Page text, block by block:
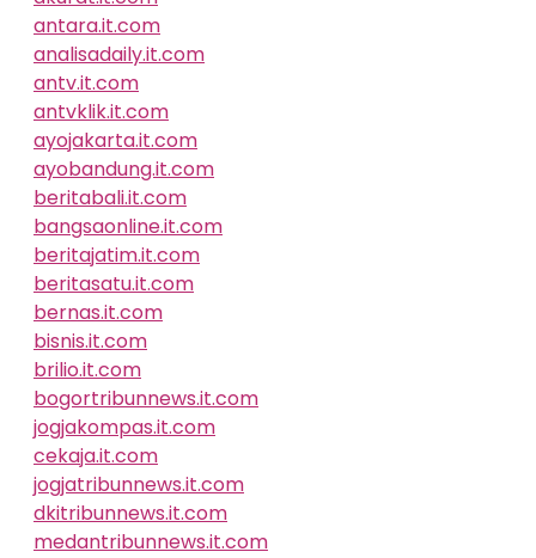
antara.it.com
analisadaily.it.com
antv.it.com
antvklik.it.com
ayojakarta.it.com
ayobandung.it.com
beritabali.it.com
bangsaonline.it.com
beritajatim.it.com
beritasatu.it.com
bernas.it.com
bisnis.it.com
brilio.it.com
bogortribunnews.it.com
jogjakompas.it.com
cekaja.it.com
jogjatribunnews.it.com
dkitribunnews.it.com
medantribunnews.it.com